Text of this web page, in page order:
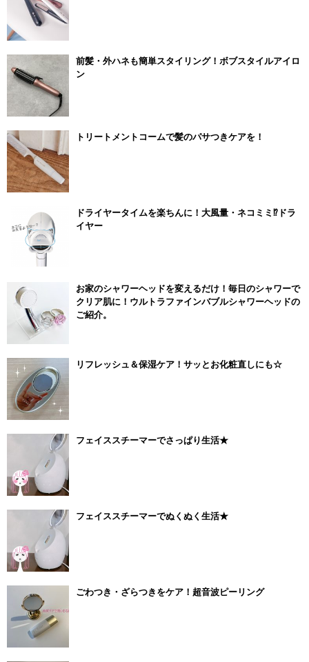
前髪・外ハネも簡単スタイリング！ボブスタイルアイロ
ン
トリートメントコームで髪のパサつきケアを！
ドライヤータイムを楽ちんに！大風量・ネコミミ⁉ドラ
イヤー
お家のシャワーヘッドを変えるだけ！毎日のシャワーで
クリア肌に！ウルトラファインバブルシャワーヘッドの
ご紹介。
リフレッシュ＆保湿ケア！サッとお化粧直しにも☆
フェイススチーマーでさっぱり生活★
フェイススチーマーでぬくぬく生活★
ごわつき・ざらつきをケア！超音波ピーリング